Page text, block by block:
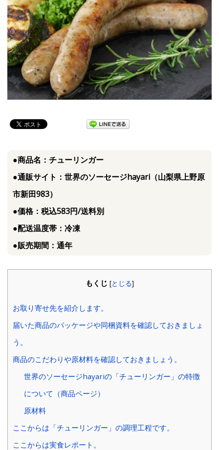
●商品名：チューリンガー
●通販サイト：世界のソーセージhayari（山梨県上野原
市新田983）
●価格：税込583円/送料別
●配送温度帯：冷凍
●販売期間：通年
もくじ [とじる]
お取り寄せ先を紹介します。
届いた商品のパッケージや同梱資料を確認しておきましょ
う。
商品のこだわりや原材料を確認しておきましょう。
世界のソーセージhayariの「チューリンガー」の特徴
について（商品ページ）
原材料
ここからは「チューリンガー」の調理工程です。
ここからは実食レポート。